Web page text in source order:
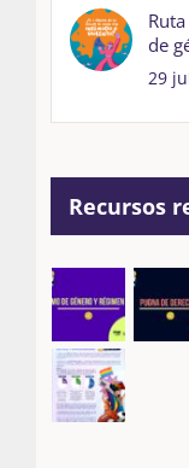
de
29
Recursos